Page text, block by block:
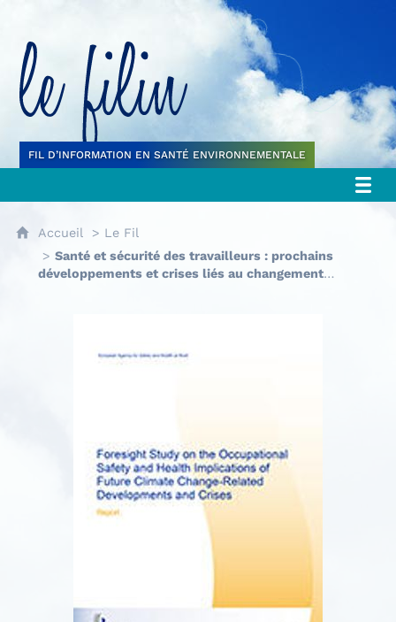
FIL D’INFORMATION EN SANTÉ ENVIRONNEMENTALE
Accueil
Le Fil
Santé et sécurité des travailleurs : prochains
développements et crises liés au changement